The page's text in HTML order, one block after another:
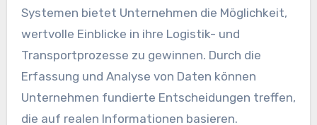
Systemen bietet Unternehmen die Möglichkeit,
wertvolle Einblicke in ihre Logistik- und
Transportprozesse zu gewinnen. Durch die
Erfassung und Analyse von Daten können
Unternehmen fundierte Entscheidungen treffen,
die auf realen Informationen basieren.